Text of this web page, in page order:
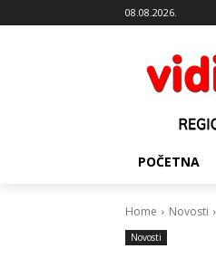
08.08.2026.
POČETNA
Home Novosti
Novosti